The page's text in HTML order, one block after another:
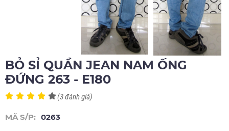
BỎ SỈ QUẦN JEAN NAM ỐNG
ĐỨNG 263 - E180
(3 đánh giá)
MÃ S/P: 0263